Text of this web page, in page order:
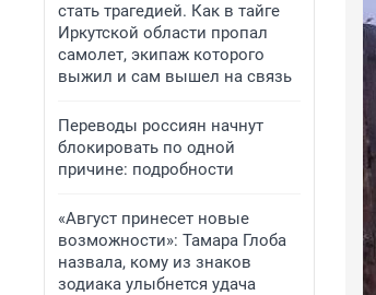
стать трагедией. Как в тайге
Иркутской области пропал
самолет, экипаж которого
выжил и сам вышел на связь
Переводы россиян начнут
блокировать по одной
причине: подробности
«Август принесет новые
возможности»: Тамара Глоба
назвала, кому из знаков
зодиака улыбнется удача